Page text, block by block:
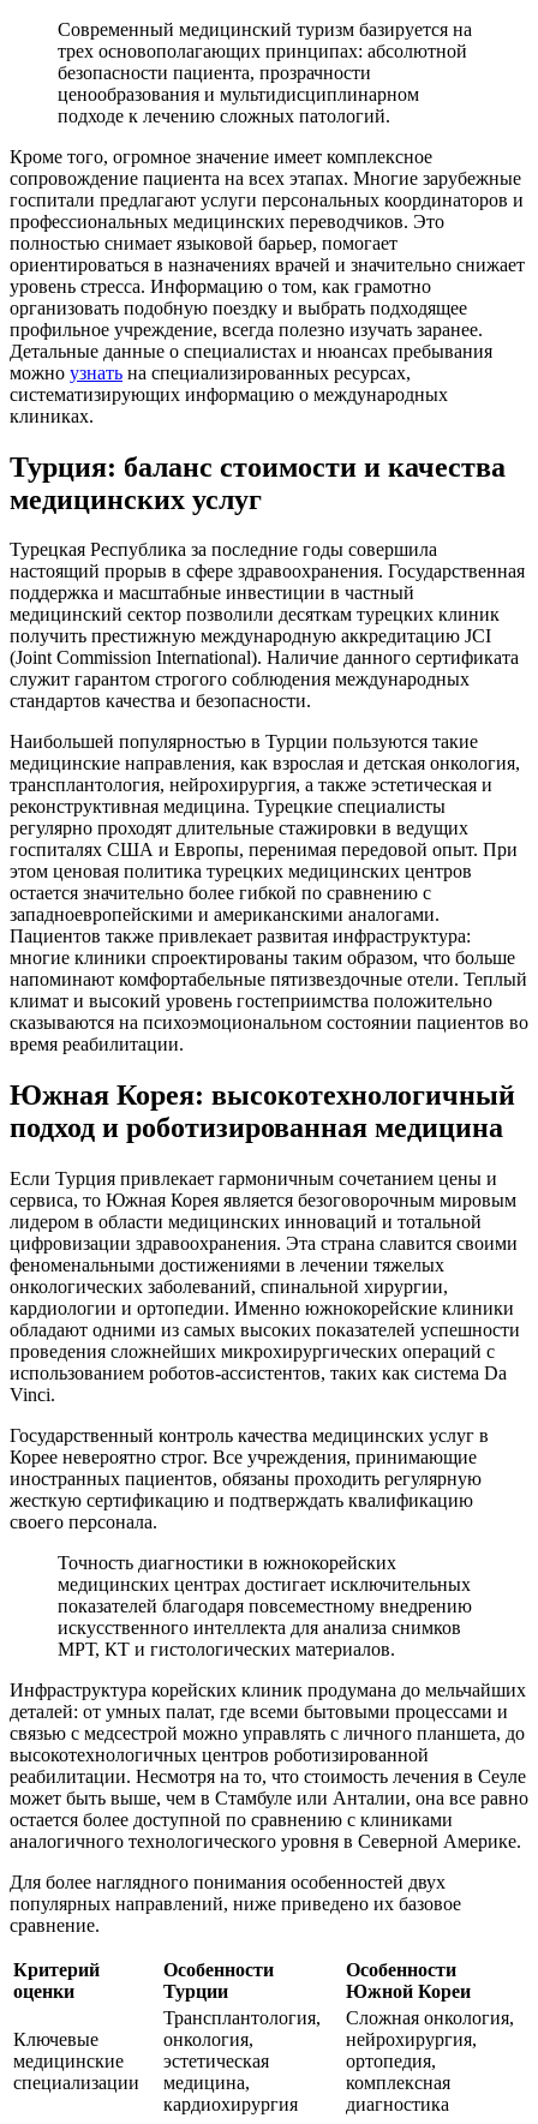
Современный медицинский туризм базируется на
трех основополагающих принципах: абсолютной
безопасности пациента, прозрачности
ценообразования и мультидисциплинарном
подходе к лечению сложных патологий.
Кроме того, огромное значение имеет комплексное
сопровождение пациента на всех этапах. Многие зарубежные
госпитали предлагают услуги персональных координаторов и
профессиональных медицинских переводчиков. Это
полностью снимает языковой барьер, помогает
ориентироваться в назначениях врачей и значительно снижает
уровень стресса. Информацию о том, как грамотно
организовать подобную поездку и выбрать подходящее
профильное учреждение, всегда полезно изучать заранее.
Детальные данные о специалистах и нюансах пребывания
можно узнать на специализированных ресурсах,
систематизирующих информацию о международных
клиниках.
Турция: баланс стоимости и качества
медицинских услуг
Турецкая Республика за последние годы совершила
настоящий прорыв в сфере здравоохранения. Государственная
поддержка и масштабные инвестиции в частный
медицинский сектор позволили десяткам турецких клиник
получить престижную международную аккредитацию JCI
(Joint Commission International). Наличие данного сертификата
служит гарантом строгого соблюдения международных
стандартов качества и безопасности.
Наибольшей популярностью в Турции пользуются такие
медицинские направления, как взрослая и детская онкология,
трансплантология, нейрохирургия, а также эстетическая и
реконструктивная медицина. Турецкие специалисты
регулярно проходят длительные стажировки в ведущих
госпиталях США и Европы, перенимая передовой опыт. При
этом ценовая политика турецких медицинских центров
остается значительно более гибкой по сравнению с
западноевропейскими и американскими аналогами.
Пациентов также привлекает развитая инфраструктура:
многие клиники спроектированы таким образом, что больше
напоминают комфортабельные пятизвездочные отели. Теплый
климат и высокий уровень гостеприимства положительно
сказываются на психоэмоциональном состоянии пациентов во
время реабилитации.
Южная Корея: высокотехнологичный
подход и роботизированная медицина
Если Турция привлекает гармоничным сочетанием цены и
сервиса, то Южная Корея является безоговорочным мировым
лидером в области медицинских инноваций и тотальной
цифровизации здравоохранения. Эта страна славится своими
феноменальными достижениями в лечении тяжелых
онкологических заболеваний, спинальной хирургии,
кардиологии и ортопедии. Именно южнокорейские клиники
обладают одними из самых высоких показателей успешности
проведения сложнейших микрохирургических операций с
использованием роботов-ассистентов, таких как система Da
Vinci.
Государственный контроль качества медицинских услуг в
Корее невероятно строг. Все учреждения, принимающие
иностранных пациентов, обязаны проходить регулярную
жесткую сертификацию и подтверждать квалификацию
своего персонала.
Точность диагностики в южнокорейских
медицинских центрах достигает исключительных
показателей благодаря повсеместному внедрению
искусственного интеллекта для анализа снимков
МРТ, КТ и гистологических материалов.
Инфраструктура корейских клиник продумана до мельчайших
деталей: от умных палат, где всеми бытовыми процессами и
связью с медсестрой можно управлять с личного планшета, до
высокотехнологичных центров роботизированной
реабилитации. Несмотря на то, что стоимость лечения в Сеуле
может быть выше, чем в Стамбуле или Анталии, она все равно
остается более доступной по сравнению с клиниками
аналогичного технологического уровня в Северной Америке.
Для более наглядного понимания особенностей двух
популярных направлений, ниже приведено их базовое
сравнение.
Критерий
оценки
Особенности
Турции
Особенности
Южной Кореи
Ключевые
медицинские
специализации
Трансплантология,
онкология,
эстетическая
медицина,
кардиохирургия
Сложная онкология,
нейрохирургия,
ортопедия,
комплексная
диагностика